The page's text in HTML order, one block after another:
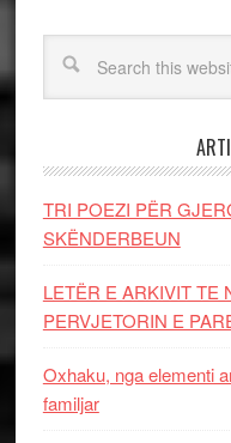
TRI POEZI PËR
SKËNDERBEUN
LETËR E ARKIVIT TE
PERVJETORIN E
Oxhaku, nga elementi
familjar